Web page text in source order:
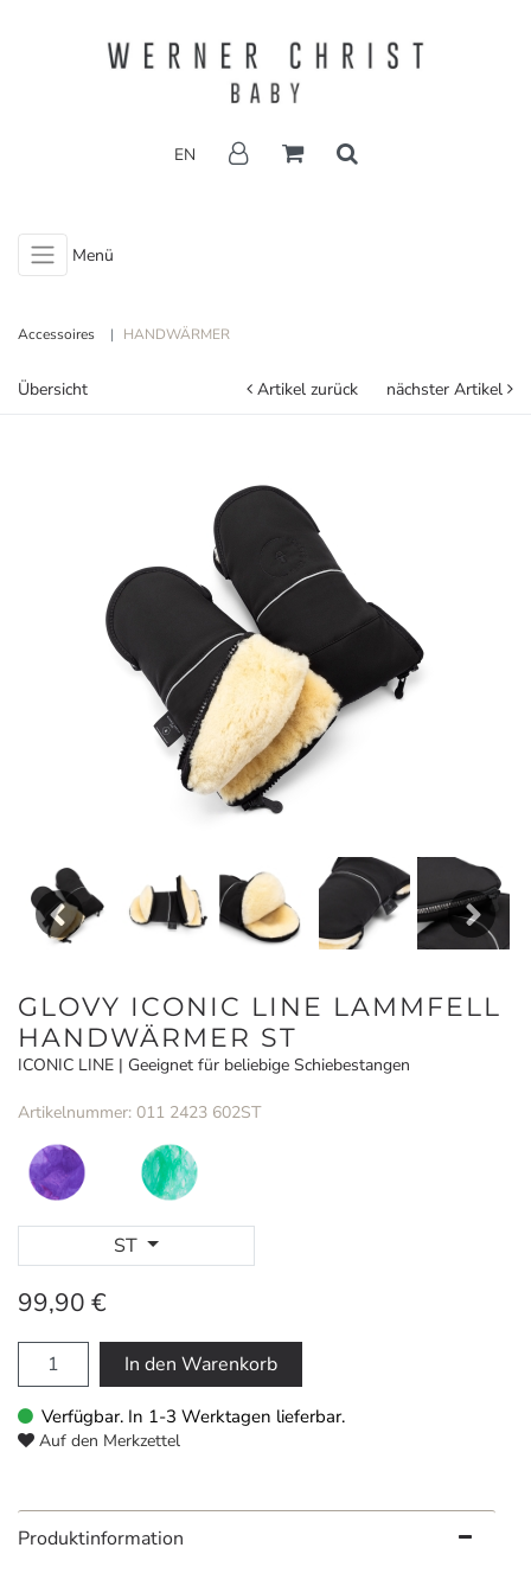
EN
Menü
Accessoires HANDWÄRMER
Übersicht Artikel zurück nächster Artikel
Previous Next
GLOVY ICONIC LINE LAMMFELL
HANDWÄRMER ST
ICONIC LINE | Geeignet für beliebige Schiebestangen
Artikelnummer: 011 2423 602ST
ST
99,90 €
In den Warenkorb
Verfügbar. In 1-3 Werktagen lieferbar.
Auf den Merkzettel
Produktinformation